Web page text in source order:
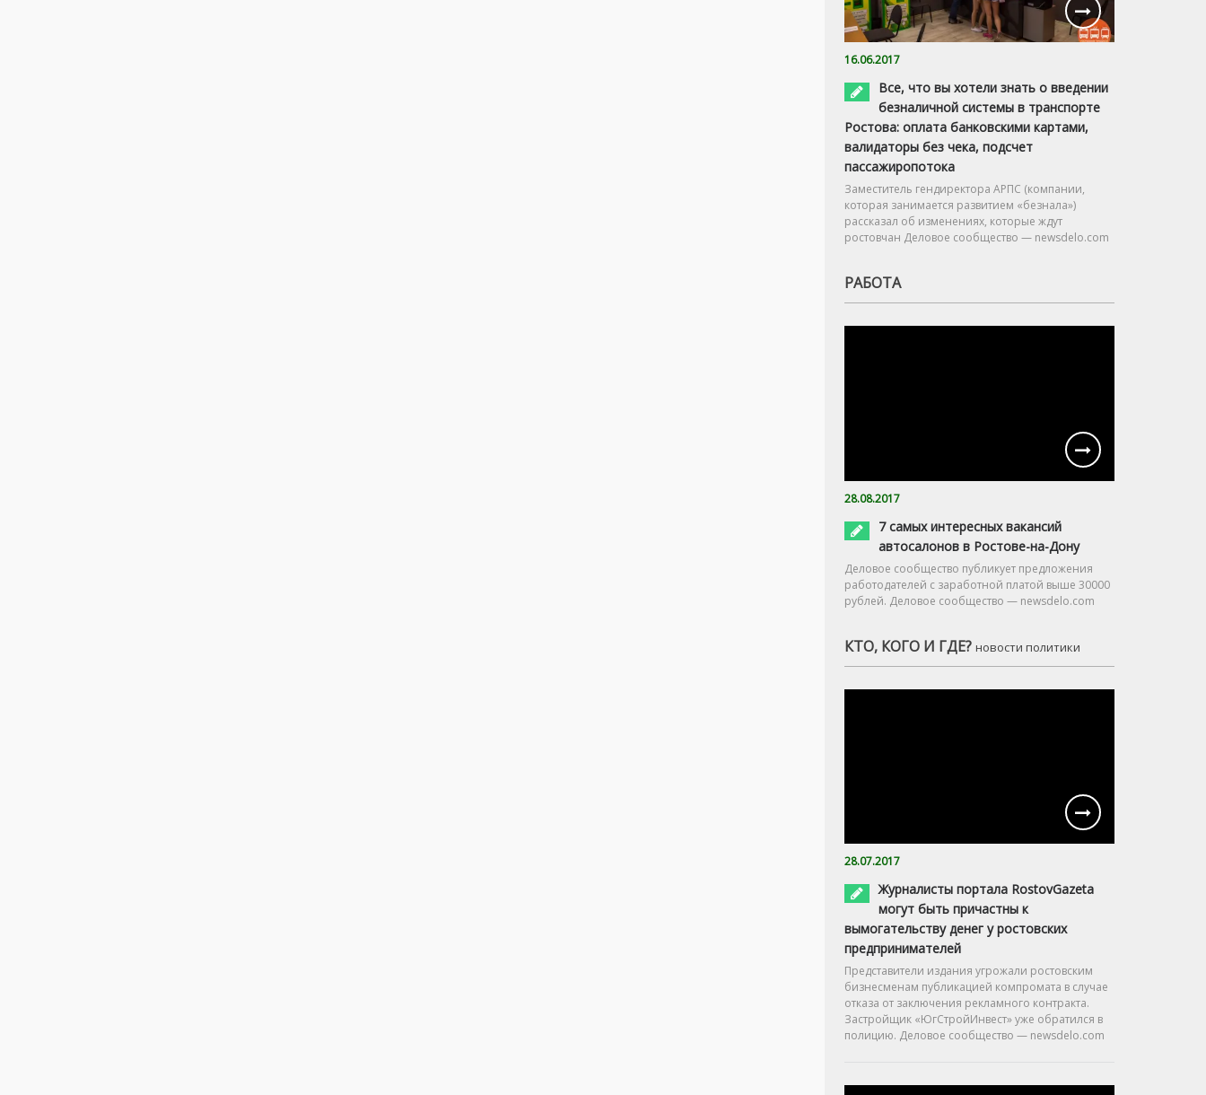
16.06.2017
Все, что вы хотели знать о введении
безналичной системы в транспорте
Ростова: оплата банковскими картами,
валидаторы без чека, подсчет
пассажиропотока
Заместитель гендиректора АРПС (компании,
которая занимается развитием «безнала»)
рассказал об изменениях, которые ждут
ростовчан Деловое сообщество — newsdelo.com
РАБОТА
28.08.2017
7 самых интересных вакансий
автосалонов в Ростове-на-Дону
Деловое сообщество публикует предложения
работодателей с заработной платой выше 30000
рублей. Деловое сообщество — newsdelo.com
КТО, КОГО И ГДЕ? новости политики
28.07.2017
Журналисты портала RostovGazeta
могут быть причастны к
вымогательству денег у ростовских
предпринимателей
Представители издания угрожали ростовским
бизнесменам публикацией компромата в случае
отказа от заключения рекламного контракта.
Застройщик «ЮгСтройИнвест» уже обратился в
полицию. Деловое сообщество — newsdelo.com